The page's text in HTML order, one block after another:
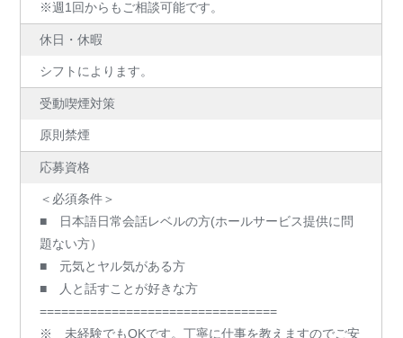
※週1回からもご相談可能です。
休日・休暇
シフトによります。
受動喫煙対策
原則禁煙
応募資格
＜必須条件＞
■ 日本語日常会話レベルの方(ホールサービス提供に問
題ない方）
■ 元気とヤル気がある方
■ 人と話すことが好きな方
=================================
※ 未経験でもOKです。丁寧に仕事を教えますのでご安